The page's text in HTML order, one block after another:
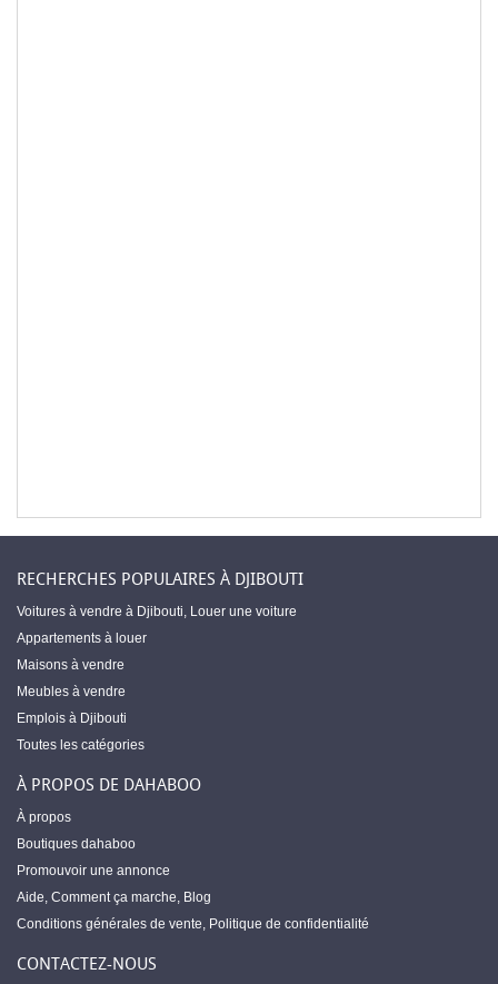
RECHERCHES POPULAIRES À DJIBOUTI
Voitures à vendre à Djibouti, Louer une voiture
Appartements à louer
Maisons à vendre
Meubles à vendre
Emplois à Djibouti
Toutes les catégories
À PROPOS DE DAHABOO
À propos
Boutiques dahaboo
Promouvoir une annonce
Aide, Comment ça marche, Blog
Conditions générales de vente, Politique de confidentialité
CONTACTEZ-NOUS